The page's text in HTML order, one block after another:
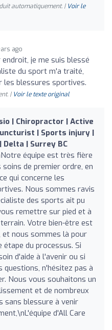
automatiquement. | Voir le
ago
endroit, je me suis blessé
du sport m'a traité,
les blessures sportives.
| Voir le texte original
| Chiropractor | Active
| Sports injury |
Delta | Surrey BC
équipe est très fière
de premier ordre, en
qui concerne les
Nous sommes ravis
des sports ait pu
remettre sur pied et à
Votre bien-être est
nous sommes là pour
étape du processus. Si
d'aide à l'avenir ou si
questions, n'hésitez pas à
Nous vous souhaitons un
et de nombreux
sans blessure à venir
d'All Care